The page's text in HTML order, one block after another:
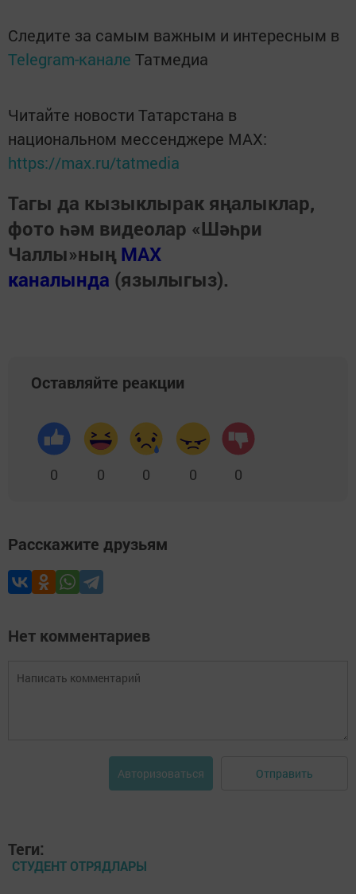
Следите за самым важным и интересным в
Telegram-канале Татмедиа
Читайте новости Татарстана в
национальном мессенджере MАХ:
https://max.ru/tatmedia
Тагы да кызыклырак яңалыклар,
фото һәм видеолар «Шәһри
Чаллы»ның MAX
каналында (язылыгыз).
Оставляйте реакции
0 0 0 0 0
Расскажите друзьям
Нет комментариев
Авторизоваться Отправить
Теги:
СТУДЕНТ ОТРЯДЛАРЫ